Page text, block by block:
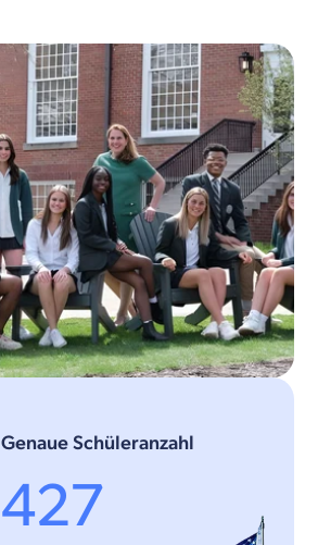
Genaue Schüleranzahl
427